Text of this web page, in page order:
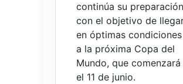
continúa su preparación
con el objetivo de
en óptimas condiciones
a la próxima Copa del
Mundo, que comenzará
el 11 de junio.